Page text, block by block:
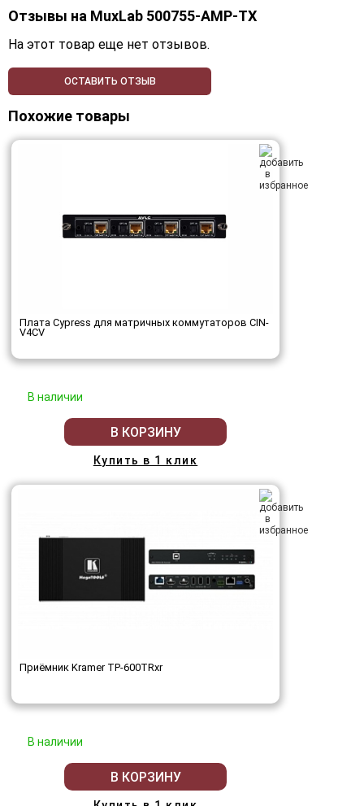
Отзывы на MuxLab 500755-AMP-TX
На этот товар еще нет отзывов.
ОСТАВИТЬ ОТЗЫВ
Похожие товары
Плата Cypress для матричных коммутаторов CIN-
V4CV
В наличии
В КОРЗИНУ
Купить в 1 клик
Приёмник Kramer TP-600TRxr
В наличии
В КОРЗИНУ